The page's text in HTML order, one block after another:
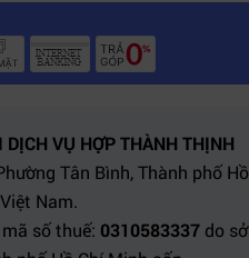
VỤ HỢP THÀNH THỊNH
Tân Bình, Thành phố Hồ
Nam.
số thuế: 0310583337 do sở